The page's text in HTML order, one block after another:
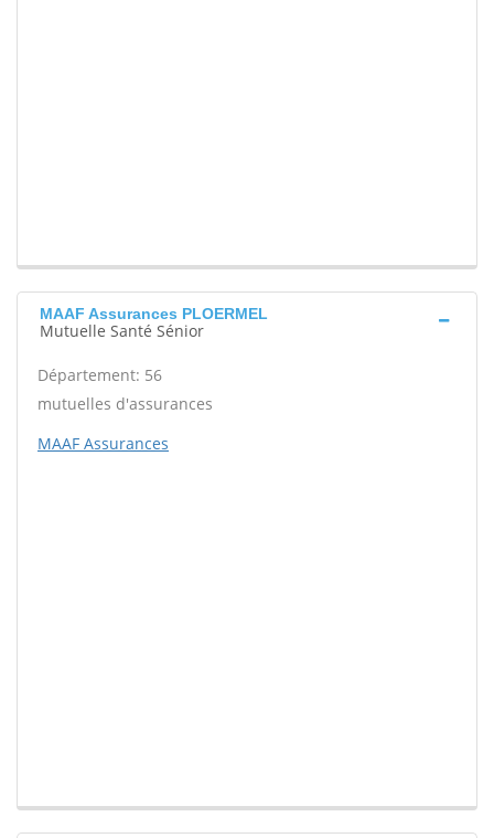
MAAF Assurances PLOERMEL
Mutuelle Santé Sénior
Département: 56
mutuelles d'assurances
MAAF Assurances